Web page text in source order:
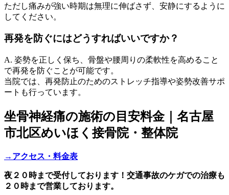
ただし痛みが強い時期は無理に伸ばさず、安静にするように
してください。
再発を防ぐにはどうすればいいですか？
A. 姿勢を正しく保ち、骨盤や腰周りの柔軟性を高めること
で再発を防ぐことが可能です。
当院では、再発防止のためのストレッチ指導や姿勢改善サポ
ートも行っています。
坐骨神経痛の施術の目安料金｜名古屋
市北区めいほく接骨院・整体院
→アクセス・料金表
夜２０時まで受付しております！交通事故のケガでの治療も
２０時まで営業しております。